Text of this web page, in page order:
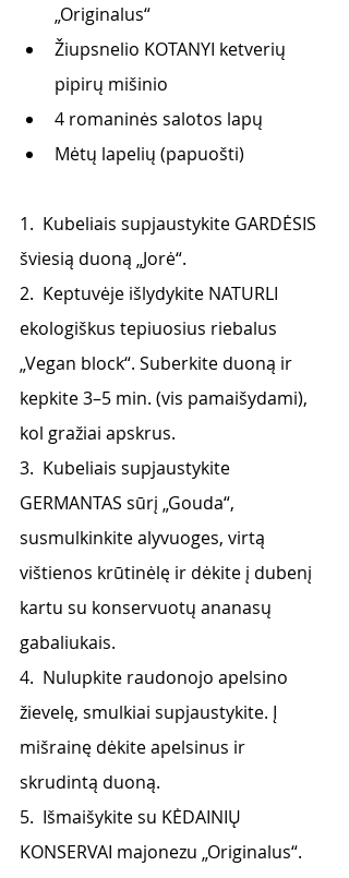
„Originalus“
Žiupsnelio KOTANYI ketverių
pipirų mišinio
4 romaninės salotos lapų
Mėtų lapelių (papuošti)
1.  Kubeliais supjaustykite GARDĖSIS
šviesią duoną „Jorė“.
2.  Keptuvėje išlydykite NATURLI
ekologiškus tepiuosius riebalus
„Vegan block“. Suberkite duoną ir
kepkite 3–5 min. (vis pamaišydami),
kol gražiai apskrus.
3.  Kubeliais supjaustykite
GERMANTAS sūrį „Gouda“,
susmulkinkite alyvuoges, virtą
vištienos krūtinėlę ir dėkite į dubenį
kartu su konservuotų ananasų
gabaliukais.
4.  Nulupkite raudonojo apelsino
žievelę, smulkiai supjaustykite. Į
mišrainę dėkite apelsinus ir
skrudintą duoną.
5.  Išmaišykite su KĖDAINIŲ
KONSERVAI majonezu „Originalus“.